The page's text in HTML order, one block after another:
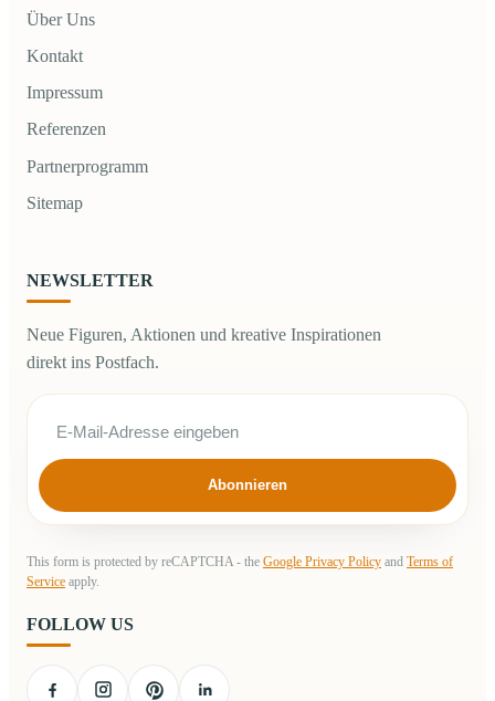
Über Uns
Kontakt
Impressum
Referenzen
Partnerprogramm
Sitemap
NEWSLETTER
Neue Figuren, Aktionen und kreative Inspirationen
direkt ins Postfach.
Abonnieren
This form is protected by reCAPTCHA - the Google Privacy Policy and Terms of
Service apply.
FOLLOW US